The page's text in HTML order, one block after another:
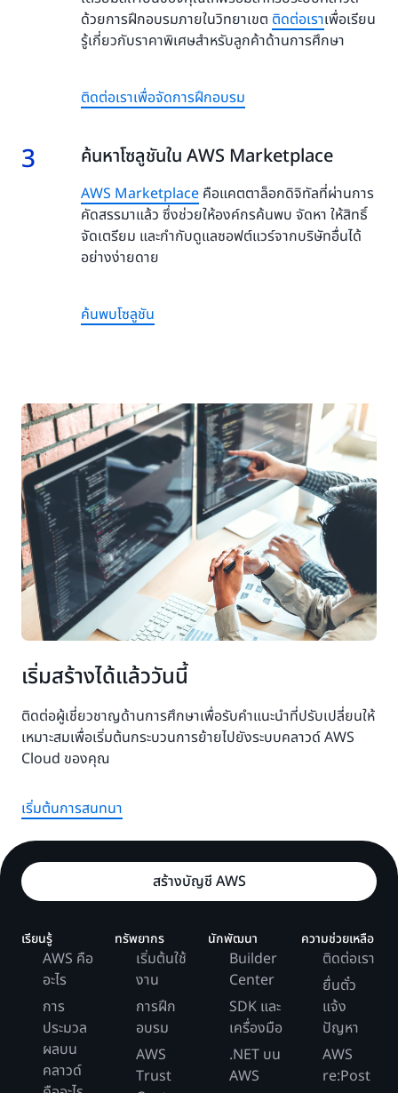
ด้วยการฝึกอบรมภายในวิทยาเขต ติดต่อเราเพื่อเรียน
รู้เกี่ยวกับราคาพิเศษสำหรับลูกค้าด้านการศึกษา
ติดต่อเราเพื่อจัดการฝึกอบรม
3 3.
ค้นหาโซลูชันใน AWS Marketplace
AWS Marketplaceคือแคตตาล็อกดิจิทัลที่ผ่านการ
คัดสรรมาแล้ว ซึ่งช่วยให้องค์กรค้นพบ จัดหา ให้สิทธิ์
จัดเตรียม และกำกับดูแลซอฟต์แวร์จากบริษัทอื่นได้
อย่างง่ายดาย
ค้นพบโซลูชัน
เริ่มสร้างได้แล้ววันนี้
ติดต่อผู้เชี่ยวชาญด้านการศึกษาเพื่อรับคำแนะนำที่ปรับเปลี่ยนให้
เหมาะสมเพื่อเริ่มต้นกระบวนการย้ายไปยังระบบคลาวด์ AWS
Cloud ของคุณ
เริ่มต้นการสนทนา
สร้างบัญชี AWS
เรียนรู้
AWS คือ
อะไร
การ
ประมวล
ผลบน
คลาวด์
ทรัพยากร
เริ่มต้นใช้
งาน
การฝึก
อบรม
AWS
Trust
นักพัฒนา
Builder
Center
SDK และ
เครื่องมือ
.NET บน
AWS
ความช่วยเหลือ
ติดต่อเรา
ยื่นตั๋ว
แจ้ง
ปัญหา
AWS
re:Post